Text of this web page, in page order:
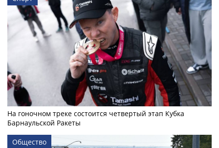
На гоночном треке состоится четвертый этап Кубка
Барнаульской Ракеты
Общество